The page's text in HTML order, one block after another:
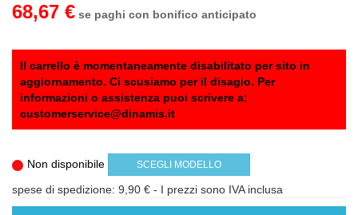
68,67 € se paghi con bonifico anticipato
Il carrello è momentaneamente disabilitato per sito in
aggiornamento. Ci scusiamo per il disagio. Per
informazioni o assistenza puoi scrivere a:
customerservice@dinamis.it
Non disponibile SCEGLI MODELLO
spese di spedizione: 9,90 € - I prezzi sono IVA inclusa